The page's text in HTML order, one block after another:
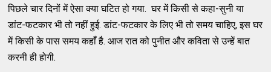
पिछले चार दिनों में ऐसा क्या घटित हो गया. घर में किसी से कहा-सुनी या
डांट-फटकार भी तो नहीं हुई. डांट-फटकार के लिए भी तो समय चाहिए, इस घर
में किसी के पास समय कहाँ है. आज रात को पुनीत और कविता से उन्हें बात
करनी ही होगी.